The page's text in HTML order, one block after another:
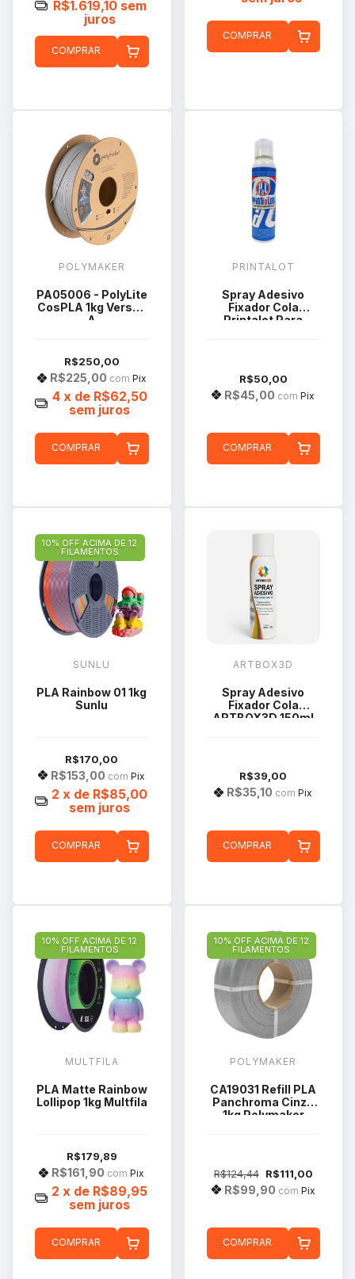
R$1.619,10 sem
juros
COMPRAR
COMPRAR
POLYMAKER
PA05006 - PolyLite
CosPLA 1kg Versão
A
R$250,00
R$225,00 com Pix
4 x de R$62,50
sem juros
COMPRAR
PRINTALOT
Spray Adesivo
Fixador Cola
Printalot Para
R$50,00
R$45,00 com Pix
COMPRAR
10% OFF ACIMA DE 12
FILAMENTOS
SUNLU
PLA Rainbow 01 1kg
Sunlu
R$170,00
R$153,00 com Pix
2 x de R$85,00
sem juros
COMPRAR
ARTBOX3D
Spray Adesivo
Fixador Cola
ARTBOX3D 150ml
R$39,00
R$35,10 com Pix
COMPRAR
10% OFF ACIMA DE 12
FILAMENTOS
MULTFILA
PLA Matte Rainbow
Lollipop 1kg Multfila
R$179,89
R$161,90 com Pix
2 x de R$89,95
sem juros
COMPRAR
10% OFF ACIMA DE 12
FILAMENTOS
POLYMAKER
CA19031 Refill PLA
Panchroma Cinza
1kg Polymaker
R$124,44 R$111,00
R$99,90 com Pix
COMPRAR